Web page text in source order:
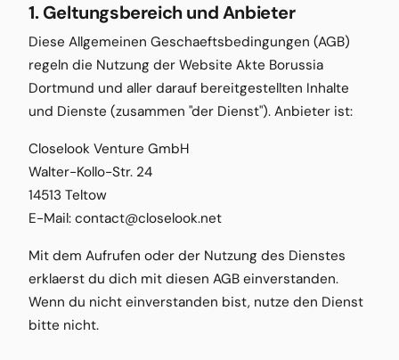
1. Geltungsbereich und Anbieter
Diese Allgemeinen Geschaeftsbedingungen (AGB)
regeln die Nutzung der Website Akte Borussia
Dortmund und aller darauf bereitgestellten Inhalte
und Dienste (zusammen "der Dienst"). Anbieter ist:
Closelook Venture GmbH
Walter-Kollo-Str. 24
14513 Teltow
E-Mail: contact@closelook.net
Mit dem Aufrufen oder der Nutzung des Dienstes
erklaerst du dich mit diesen AGB einverstanden.
Wenn du nicht einverstanden bist, nutze den Dienst
bitte nicht.